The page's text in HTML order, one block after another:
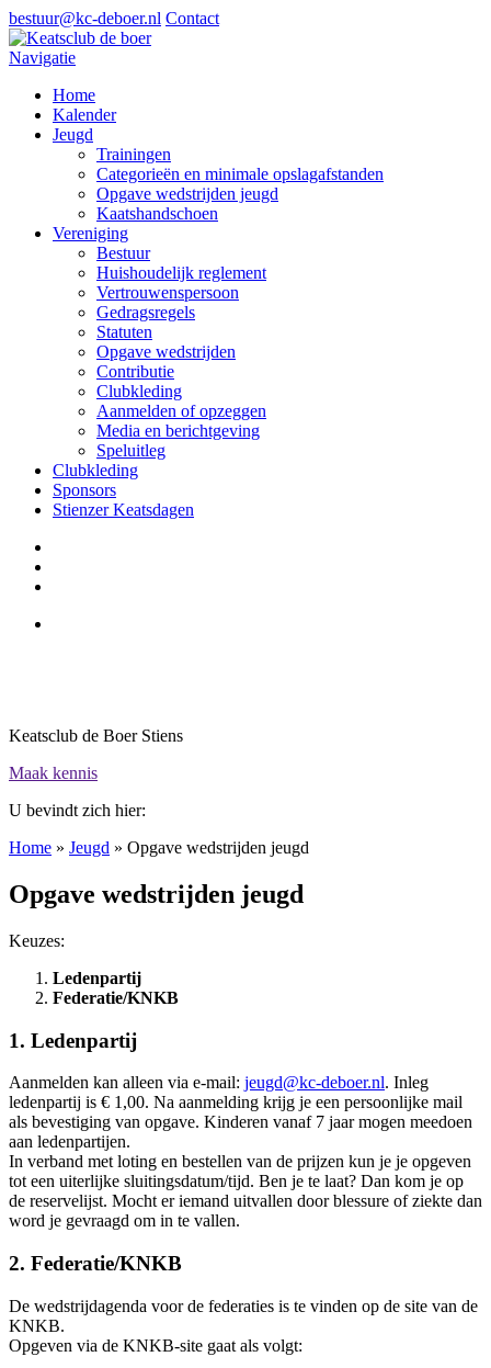
bestuur@kc-deboer.nl Contact
Navigatie
Home
Kalender
Jeugd
Trainingen
Categorieën en minimale opslagafstanden
Opgave wedstrijden jeugd
Kaatshandschoen
Vereniging
Bestuur
Huishoudelijk reglement
Vertrouwenspersoon
Gedragsregels
Statuten
Opgave wedstrijden
Contributie
Clubkleding
Aanmelden of opzeggen
Media en berichtgeving
Speluitleg
Clubkleding
Sponsors
Stienzer Keatsdagen
Keatsclub de Boer Stiens
Maak kennis
U bevindt zich hier:
Home » Jeugd » Opgave wedstrijden jeugd
Opgave wedstrijden jeugd
Keuzes:
Ledenpartij
Federatie/KNKB
1. Ledenpartij
Aanmelden kan alleen via e-mail: jeugd@kc-deboer.nl. Inleg
ledenpartij is € 1,00. Na aanmelding krijg je een persoonlijke mail
als bevestiging van opgave. Kinderen vanaf 7 jaar mogen meedoen
aan ledenpartijen.
In verband met loting en bestellen van de prijzen kun je je opgeven
tot een uiterlijke sluitingsdatum/tijd. Ben je te laat? Dan kom je op
de reservelijst. Mocht er iemand uitvallen door blessure of ziekte dan
word je gevraagd om in te vallen.
2. Federatie/KNKB
De wedstrijdagenda voor de federaties is te vinden op de site van de
KNKB.
Opgeven via de KNKB-site gaat als volgt: